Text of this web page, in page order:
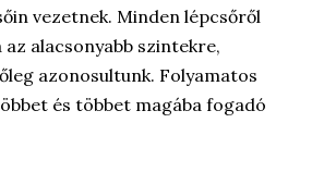
vezetnek. Minden lépcsőről
alacsonyabb szintekre,
azonosultunk. Folyamatos
és többet magába fogadó